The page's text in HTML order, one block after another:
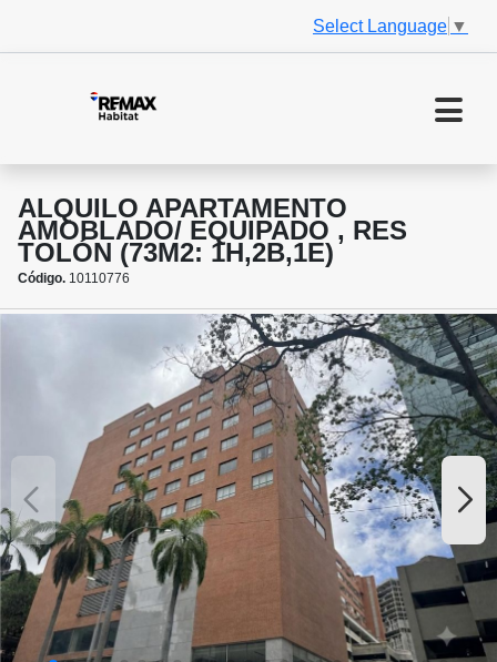
Select Language ▼
ALQUILO APARTAMENTO
AMOBLADO/ EQUIPADO , RES
TOLÓN (73M2: 1H,2B,1E)
Código. 10110776